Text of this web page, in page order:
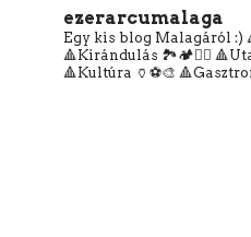
ezerarcumalaga
Egy kis blog Malagáról :)
🔺Kirándulás 🏞️🏕️🧗‍♀️
🔺Kultúra 🏺⚽🎨